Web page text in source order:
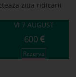
ziua ridicarii
VI 7 AUGUST
600
Rezerva